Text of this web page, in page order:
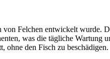
Felchen entwickelt wurde.
was die tägliche
ohne den Fisch zu beschädigen.